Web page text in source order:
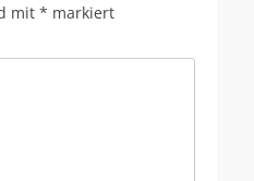
mit * markiert